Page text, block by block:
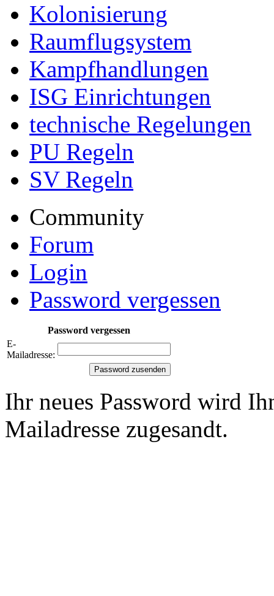
Kolonisierung
Raumflugsystem
Kampfhandlungen
ISG Einrichtungen
technische Regelungen
PU Regeln
SV Regeln
Community
Forum
Login
Password vergessen
Password vergessen
E-
Mailadresse:
Ihr neues Password wird
Mailadresse zugesandt.